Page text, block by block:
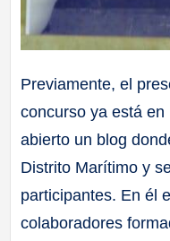
Previamente, el
concurso ya está
abierto un blog
Distrito Marítimo y
participantes. En él
colaboradores